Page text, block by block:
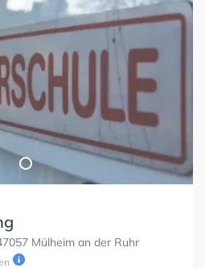
Mülheim an der Ruhr